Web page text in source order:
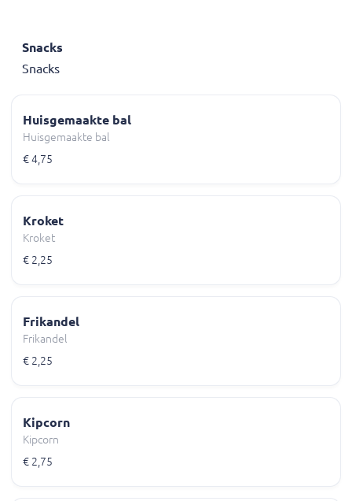
Snacks
Snacks
Huisgemaakte bal
Huisgemaakte bal
€ 4,75
Kroket
Kroket
€ 2,25
Frikandel
Frikandel
€ 2,25
Kipcorn
Kipcorn
€ 2,75